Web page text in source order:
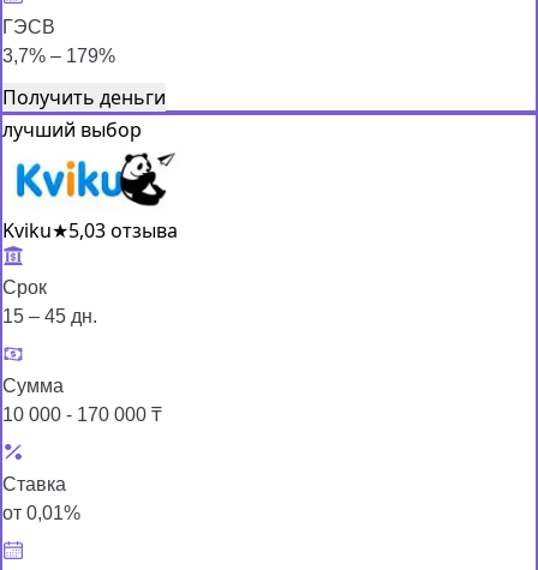
ГЭСВ
3,7% – 179%
Получить деньги
лучший выбор
Kviku★5,03 отзыва
Срок
15 – 45 дн.
Сумма
10 000 - 170 000 ₸
Ставка
от 0,01%